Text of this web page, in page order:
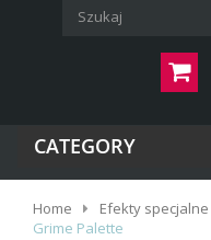
CATEGORY
Home Efekty specjalne
Grime Palette